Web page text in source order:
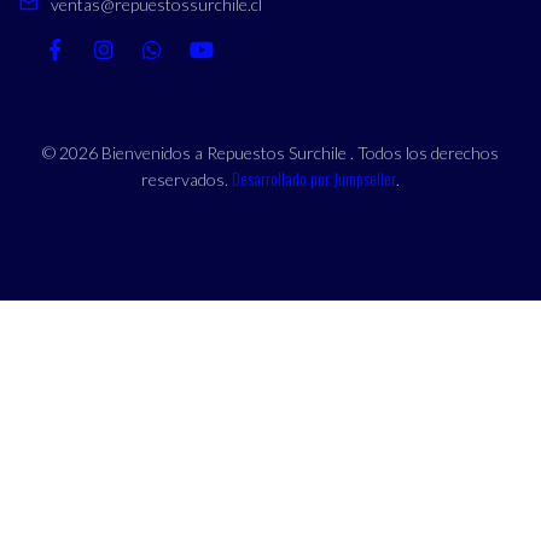
ventas@repuestossurchile.cl
© 2026 Bienvenidos a Repuestos Surchile . Todos los derechos
reservados. Desarrollado por Jumpseller.